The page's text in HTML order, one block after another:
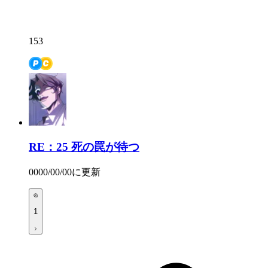
153
RE：25 死の罠が待つ
0000/00/00に更新
1